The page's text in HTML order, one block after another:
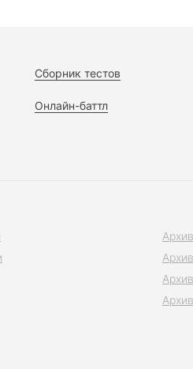
Сборник тестов
Онлайн-баттл